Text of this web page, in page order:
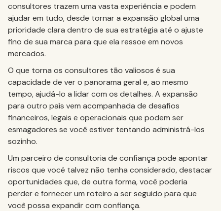
consultores trazem uma vasta experiência e podem
ajudar em tudo, desde tornar a expansão global uma
prioridade clara dentro de sua estratégia até o ajuste
fino de sua marca para que ela ressoe em novos
mercados.
O que torna os consultores tão valiosos é sua
capacidade de ver o panorama geral e, ao mesmo
tempo, ajudá-lo a lidar com os detalhes. A expansão
para outro país vem acompanhada de desafios
financeiros, legais e operacionais que podem ser
esmagadores se você estiver tentando administrá-los
sozinho.
Um parceiro de consultoria de confiança pode apontar
riscos que você talvez não tenha considerado, destacar
oportunidades que, de outra forma, você poderia
perder e fornecer um roteiro a ser seguido para que
você possa expandir com confiança.